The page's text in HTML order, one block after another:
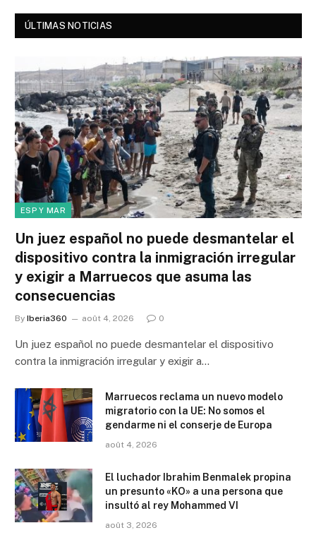
ÚLTIMAS NOTICIAS
ESP Y MAR
Un juez español no puede desmantelar el
dispositivo contra la inmigración irregular
y exigir a Marruecos que asuma las
consecuencias
By Iberia360 août 4, 2026 0
Un juez español no puede desmantelar el dispositivo
contra la inmigración irregular y exigir a…
Marruecos reclama un nuevo modelo
migratorio con la UE: No somos el
gendarme ni el conserje de Europa
août 4, 2026
El luchador Ibrahim Benmalek propina
un presunto «KO» a una persona que
insultó al rey Mohammed VI
août 3, 2026